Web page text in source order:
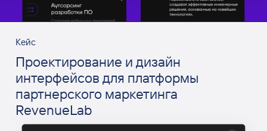
Кейс
Проектирование и дизайн
интерфейсов для платформы
партнерского маркетинга
RevenueLab